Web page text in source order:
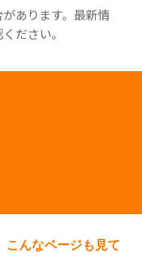
あります。最新情
ださい。
こんなページも見て